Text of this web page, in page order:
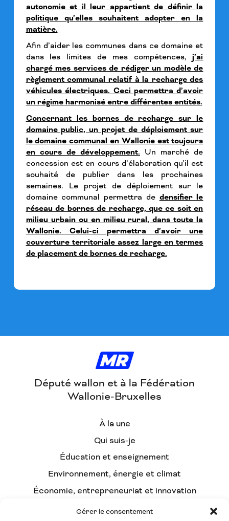
Gérer le consentement
autonomie et il leur appartient de définir la
politique qu’elles souhaitent adopter en la
matière.
Afin d’aider les communes dans ce domaine et
dans les limites de mes compétences,j’ai
chargé mes services de rédiger un modèle de
règlement communal relatif à la recharge des
véhicules électriques. Ceci permettra d’avoir
un régime harmonisé entre différentes entités.
Concernant les bornes de recharge sur le
domaine public, un projet de déploiement sur
le domaine communal en Wallonie est toujours
en cours de développement. Un marché de
concession est en cours d’élaboration qu’il est
souhaité de publier dans les prochaines
semaines. Le projet de déploiement sur le
domaine communal permettra de densifier le
réseau de bornes de recharge, que ce soit en
milieu urbain ou en milieu rural, dans toute la
Wallonie. Celui-ci permettra d’avoir une
couverture territoriale assez large en termes
de placement de bornes de recharge.
Député wallon et à la Fédération
Wallonie-Bruxelles
À la une
Qui suis-je
Éducation et enseignement
Environnement, énergie et climat
Économie, entrepreneuriat et innovation
Démocratie participative et intelligence
collective